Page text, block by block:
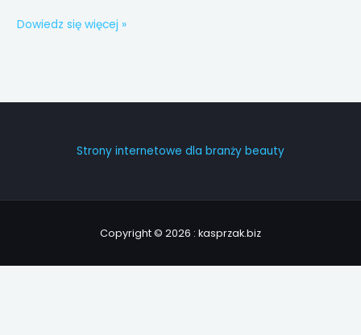
Dowiedz się więcej »
Strony internetowe dla branży beauty
Copyright © 2026 : kasprzak.biz